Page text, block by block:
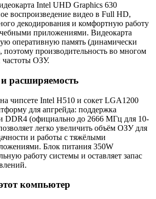
Intel UHD Graphics 630
воспроизведение видео в Full HD,
декодирования и комфортную работу
приложениями. Видеокарта
оперативную память (динамически
производительность во многом
частоты ОЗУ.
расширяемость
чипсете Intel H510 и сокет LGA1200
для апгрейда: поддержка
DDR4 (официально до 2666 МГц для 10-
легко увеличить объём ОЗУ для
и работы с тяжёлыми
Блок питания 350W
работу системы и оставляет запас
компьютер